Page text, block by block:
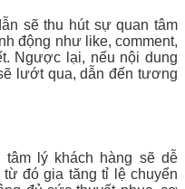
sẽ thu hút sự quan tâm
động như like, comment,
Ngược lại, nếu nội dung
lướt qua, dẫn đến tương
tâm lý khách hàng sẽ dễ
đó gia tăng tỉ lệ chuyển